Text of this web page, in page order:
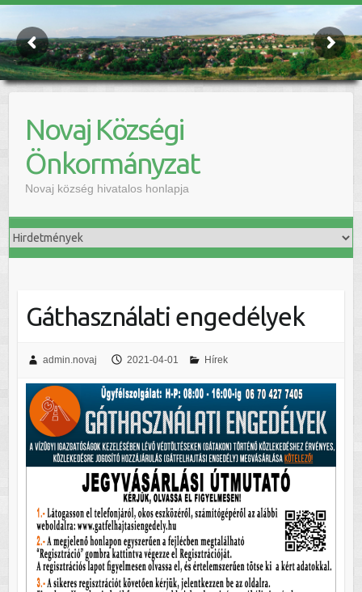
Novaj Községi
Önkormányzat
Novaj község hivatalos honlapja
Gáthasználati engedélyek
admin.novaj 2021-04-01 Hírek